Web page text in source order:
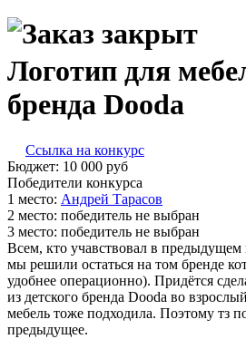
Логотип для
бренда Dooda
Ссылка на конкурс
Бюджет: 10 000 руб
Победители конкурса
1 место: Ан­дрей Та­расов
2 место: победитель не выбран
3 место: победитель не выбран
Всем, кто учавствовал в
мы решили остаться на том бренде
удобнее операционно). Придётся
из детского бренда Dooda во
мебель тоже подходила. Поэтому тз
предыдущее.